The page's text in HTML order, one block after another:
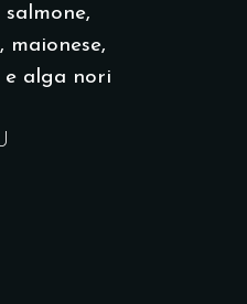
salmone,
maionese,
e alga nori